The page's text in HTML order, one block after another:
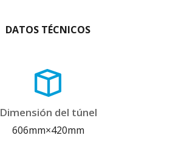
DATOS TÉCNICOS
Dimensión del túnel
606mm×420mm